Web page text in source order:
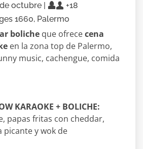
octubre |
+18
1660, Palermo
boliche que ofrececena
en la zona top de Palermo,
music, cachengue, comida
KARAOKE + BOLICHE:
papas fritas con cheddar,
picante y wok de